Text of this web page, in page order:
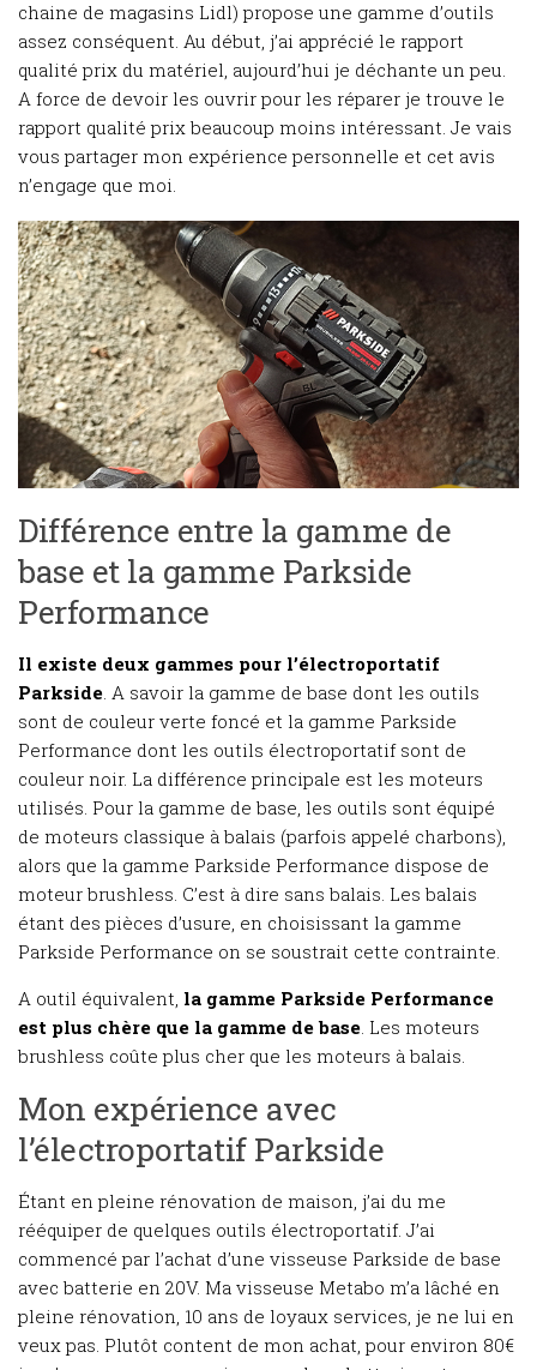
chaine de magasins Lidl) propose une gamme d’outils
assez conséquent. Au début, j’ai apprécié le rapport
qualité prix du matériel, aujourd’hui je déchante un peu.
A force de devoir les ouvrir pour les réparer je trouve le
rapport qualité prix beaucoup moins intéressant. Je vais
vous partager mon expérience personnelle et cet avis
n’engage que moi.
Différence entre la gamme de
base et la gamme Parkside
Performance
Il existe deux gammes pour l’électroportatif
Parkside. A savoir la gamme de base dont les outils
sont de couleur verte foncé et la gamme Parkside
Performance dont les outils électroportatif sont de
couleur noir. La différence principale est les moteurs
utilisés. Pour la gamme de base, les outils sont équipé
de moteurs classique à balais (parfois appelé charbons),
alors que la gamme Parkside Performance dispose de
moteur brushless. C’est à dire sans balais. Les balais
étant des pièces d’usure, en choisissant la gamme
Parkside Performance on se soustrait cette contrainte.
A outil équivalent, la gamme Parkside Performance
est plus chère que la gamme de base. Les moteurs
brushless coûte plus cher que les moteurs à balais.
Mon expérience avec
l’électroportatif Parkside
Étant en pleine rénovation de maison, j’ai du me
rééquiper de quelques outils électroportatif. J’ai
commencé par l’achat d’une visseuse Parkside de base
avec batterie en 20V. Ma visseuse Metabo m’a lâché en
pleine rénovation, 10 ans de loyaux services, je ne lui en
veux pas. Plutôt content de mon achat, pour environ 80€